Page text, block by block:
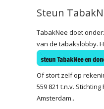
Steun
TabakNee doet
van de tabakslobby.
Of stort zelf op
559 821 t.n.v.
Amsterdam..